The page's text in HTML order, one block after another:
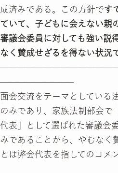
成済みである。この方針です
ていて、子どもに会えない親
審議会委員に対しても強い説
なく賛成せざるを得ない状況
————————–
面会交流をテーマとしている
のみであり、家族法制部会で
代表」として選ばれた審議会
みであることから、やむなく
とは弊会代表を指してのコメ